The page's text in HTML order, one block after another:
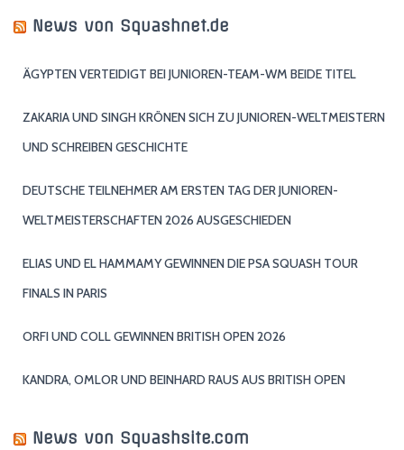
News von Squashnet.de
ÄGYPTEN VERTEIDIGT BEI JUNIOREN-TEAM-WM BEIDE TITEL
ZAKARIA UND SINGH KRÖNEN SICH ZU JUNIOREN-WELTMEISTERN
UND SCHREIBEN GESCHICHTE
DEUTSCHE TEILNEHMER AM ERSTEN TAG DER JUNIOREN-
WELTMEISTERSCHAFTEN 2026 AUSGESCHIEDEN
ELIAS UND EL HAMMAMY GEWINNEN DIE PSA SQUASH TOUR
FINALS IN PARIS
ORFI UND COLL GEWINNEN BRITISH OPEN 2026
KANDRA, OMLOR UND BEINHARD RAUS AUS BRITISH OPEN
News von Squashsite.com